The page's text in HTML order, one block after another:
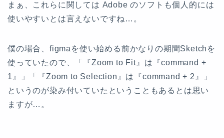
まぁ、これらに関しては Adobe のソフトも個人的には
使いやすいとは言えないですね…。
僕の場合、figmaを使い始める前かなりの期間Sketchを
使っていたので、「『Zoom to Fit』は『command +
1』」「『Zoom to Selection』は『command + 2』」
というのが染み付いていたということもあるとは思い
ますが…。